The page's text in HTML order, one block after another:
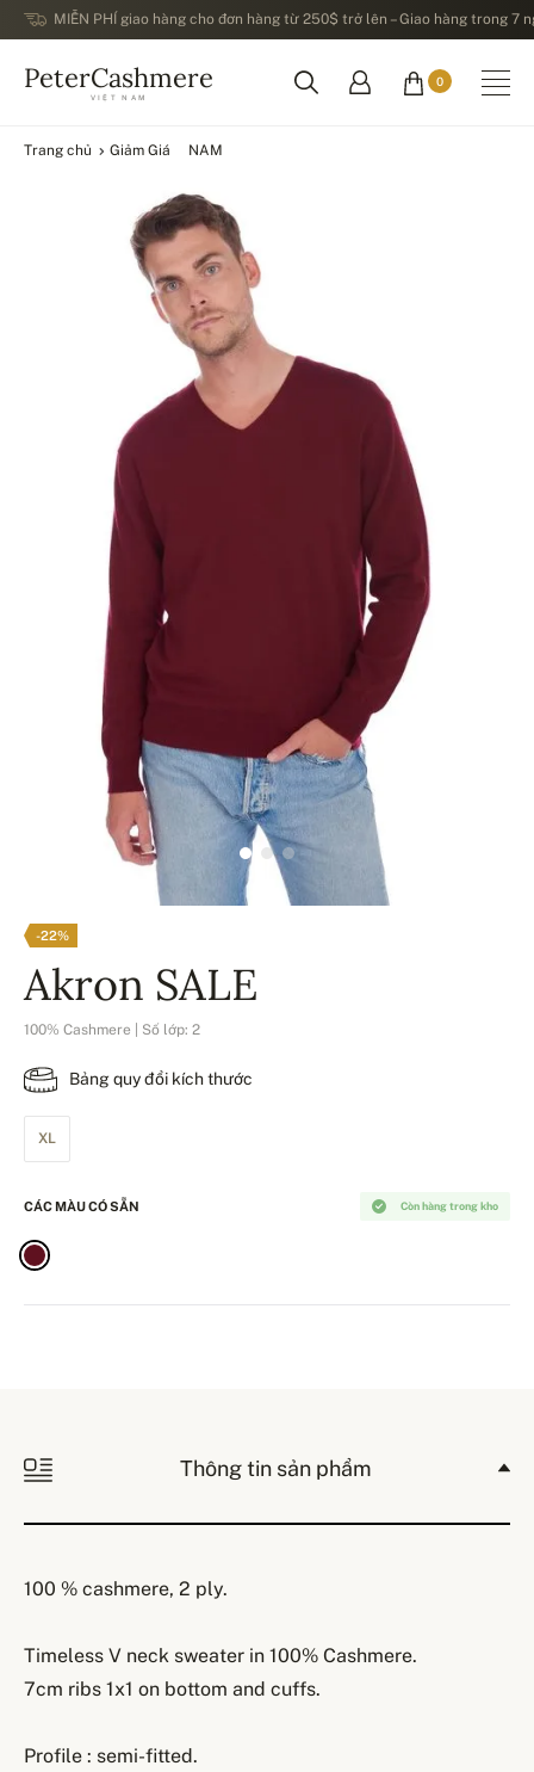
MIỄN PHÍ giao hàng cho đơn hàng từ 250$ trở lên – Giao hàng trong 7
PeterCashmere
VIỆT NAM
0
Trang chủ Giảm Giá NAM
-22%
Akron SALE
100% Cashmere | Số lớp: 2
Bảng quy đổi kích thước
XL
Còn hàng trong kho
CÁC MÀU CÓ SẴN
Thông tin sản phẩm
100 % cashmere, 2 ply.
Timeless V neck sweater in 100% Cashmere.
7cm ribs 1x1 on bottom and cuffs.
Profile : semi-fitted.